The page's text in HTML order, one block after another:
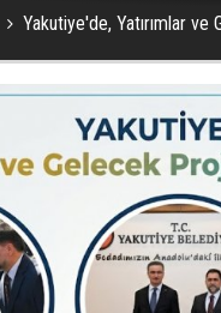
KÜLTÜR/
Yakutiye'de, Yatırımlar